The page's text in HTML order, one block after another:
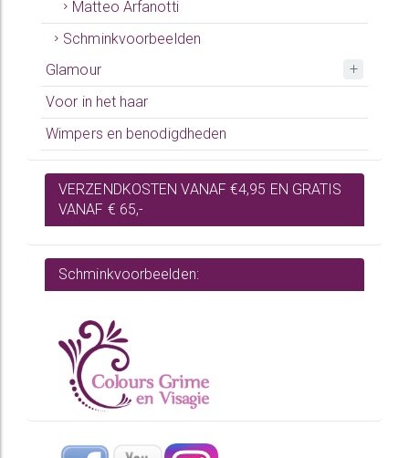
Matteo Arfanotti
Schminkvoorbeelden
Glamour
Voor in het haar
Wimpers en benodigdheden
VERZENDKOSTEN VANAF €4,95 EN GRATIS
VANAF € 65,-
Schminkvoorbeelden: